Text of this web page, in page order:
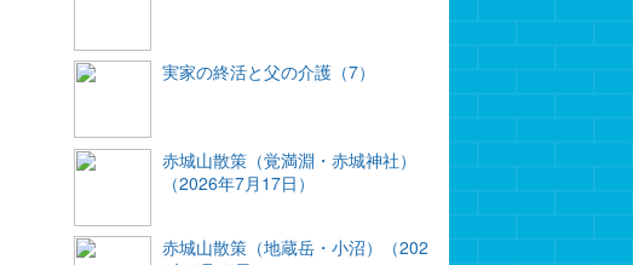
実家の終活と父の介護（7）
赤城山散策（覚満淵・赤城神社）
（2026年7月17日）
赤城山散策（地蔵岳・小沼）（202